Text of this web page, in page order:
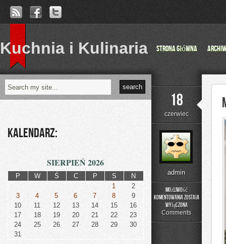
Kuchnia i Kulinaria Strona główna
18
czerwiec
admin
Możliwość
komentowania
Uroda
została
wyłączona
Comments
Kalendarz:
SIERPIEŃ 2026
P W Ś C P S
N
1
2
3
4 5 6 7 8
9
10
11 12 13 14 15
16
17
18 19 20 21 22
23
24
25 26 27 28 29
30
31